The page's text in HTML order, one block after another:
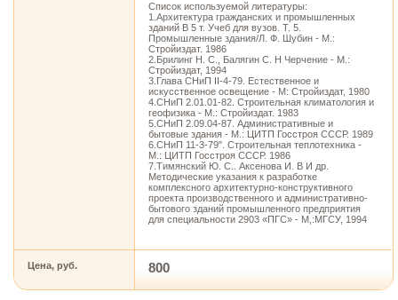
Список используемой литературы:
1.Архитектура гражданских и промышленных
зданий В 5 т. Учеб для вузов. Т. 5.
Промышленные здания/Л. Ф. Шубин - М.:
Стройиздат. 1986
2.Брилинг Н. С., Балягин С. Н Черчение - М.:
Стройиздат, 1994
3.Глава СНиП II-4-79. Естественное и
искусственное освещение - М: Стройиздат, 1980
4.СНиП 2.01.01-82. Строительная климатология и
геофизика - М.: Стройиздат. 1983
5.СНиП 2.09.04-87. Административные и
бытовые здания - М.: ЦИТП Госстроя СССР. 1989
6.СНиП 11-3-79". Строительная теплотехника -
М.: ЦИТП Госстроя СССР. 1986
7.Тимянский Ю. С.. Аксенова И. В И др.
Методические указания к разработке
комплексного архитектурно-конструктивного
проекта производственного и административно-
бытового зданий промышленного предприятия
для специальности 2903 «ПГС» - М,:МГСУ, 1994
Цена, руб. 800